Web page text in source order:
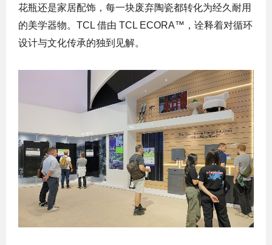
花瓶还是家居配饰，每一块废弃陶瓷都转化为经久耐用
的美学器物。TCL 借由 TCL ECORA™，诠释着对循环
设计与文化传承的独到见解。